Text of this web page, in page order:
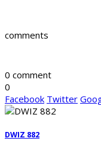
comments
0 comment
0
Facebook Twitter
DWIZ 882